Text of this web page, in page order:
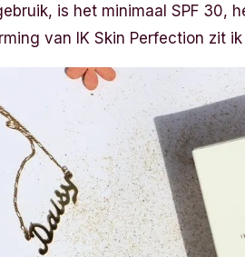
is het minimaal SPF 30,
van IK Skin Perfection zit